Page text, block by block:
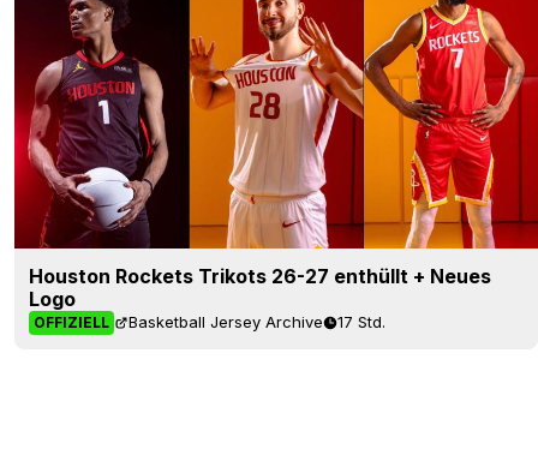
Houston Rockets Trikots 26-27 enthüllt + Neues
Logo
OFFIZIELL Basketball Jersey Archive 17 Std.